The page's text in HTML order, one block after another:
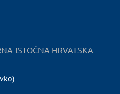
ISTOČNA HRVATSKA